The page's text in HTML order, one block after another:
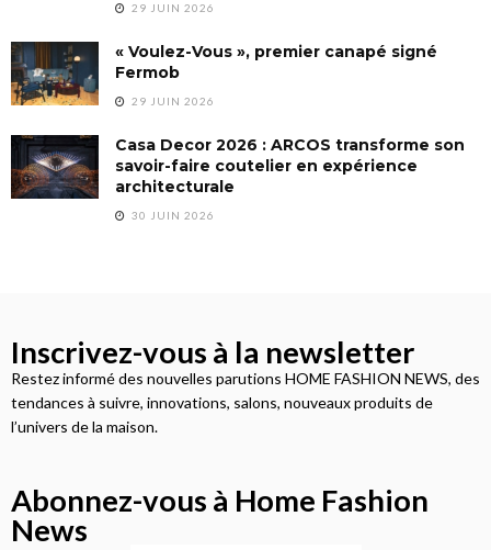
29 JUIN 2026
« Voulez-Vous », premier canapé signé
Fermob
29 JUIN 2026
Casa Decor 2026 : ARCOS transforme son
savoir-faire coutelier en expérience
architecturale
30 JUIN 2026
Inscrivez-vous à la newsletter
Restez informé des nouvelles parutions HOME FASHION NEWS, des
tendances à suivre, innovations, salons, nouveaux produits de
l’univers de la maison.
Abonnez-vous à Home Fashion
News